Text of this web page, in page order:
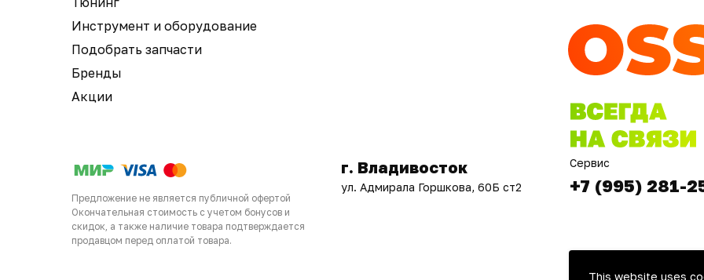
Акции
Бренды
Инструмент и оборудование
Подобрать запчасти
+7 (995) 281-
Сервис
г. Владивосток
ул. Адмирала Горшкова, 60Б ст2
Предложение не является публичной офертой
Окончательная стоимость с учетом бонусов и
скидок, а также наличие товара подтверждается
продавцом перед оплатой товара.
This website uses